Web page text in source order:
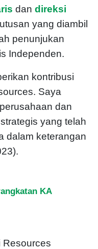
dan direksi
yang diambil
penunjukan
Independen.
kontribusi
Saya
dan
yang telah
dalam keterangan
KA
Resources